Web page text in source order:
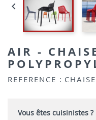

AIR -
REFERENCE :
Vous êtes cuisinistes ?